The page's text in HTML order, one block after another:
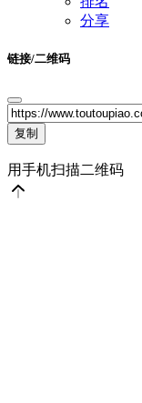
分享
链接/二维码
复制
用手机扫描二维码